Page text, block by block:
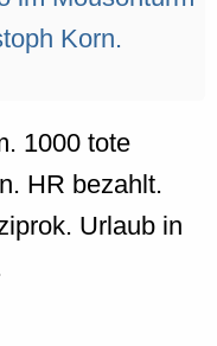
1000 tote
HR bezahlt.
Urlaub in